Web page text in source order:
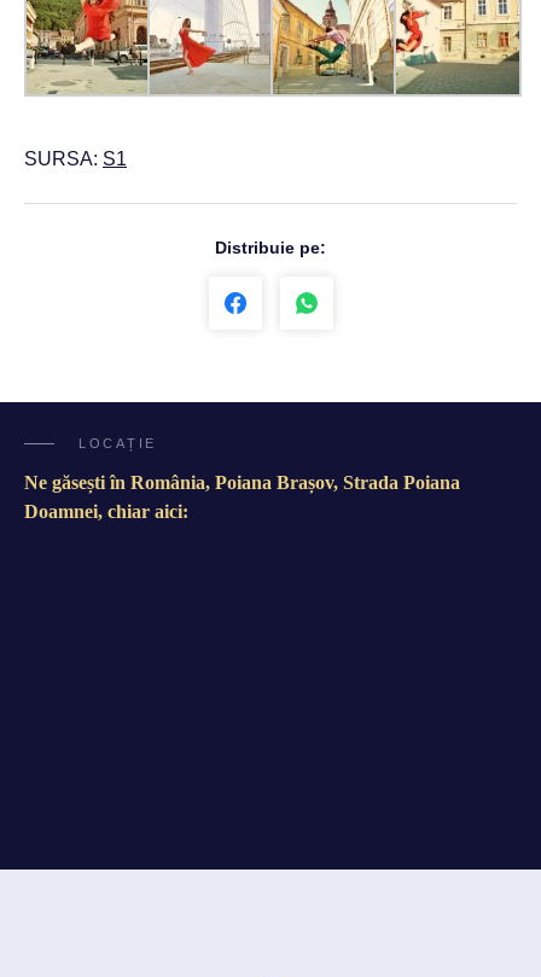
SURSA: S1
Distribuie pe:
LOCAȚIE
Ne găsești în România, Poiana Brașov, Strada Poiana
Doamnei, chiar aici: